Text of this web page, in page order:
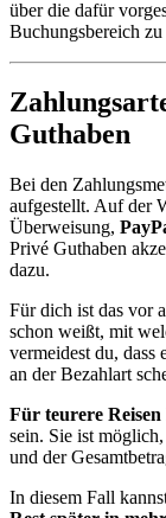
über die dafür
Buchungsbereich
Guthaben
Bei den
aufgestellt. Auf der
Überweisung,
Privé Guthaben
dazu.
Für dich ist das vor
schon weißt, mit
vermeidest du, dass
an der Bezahlart
Für teurere Reisen
sein. Sie ist
und der
In diesem Fall